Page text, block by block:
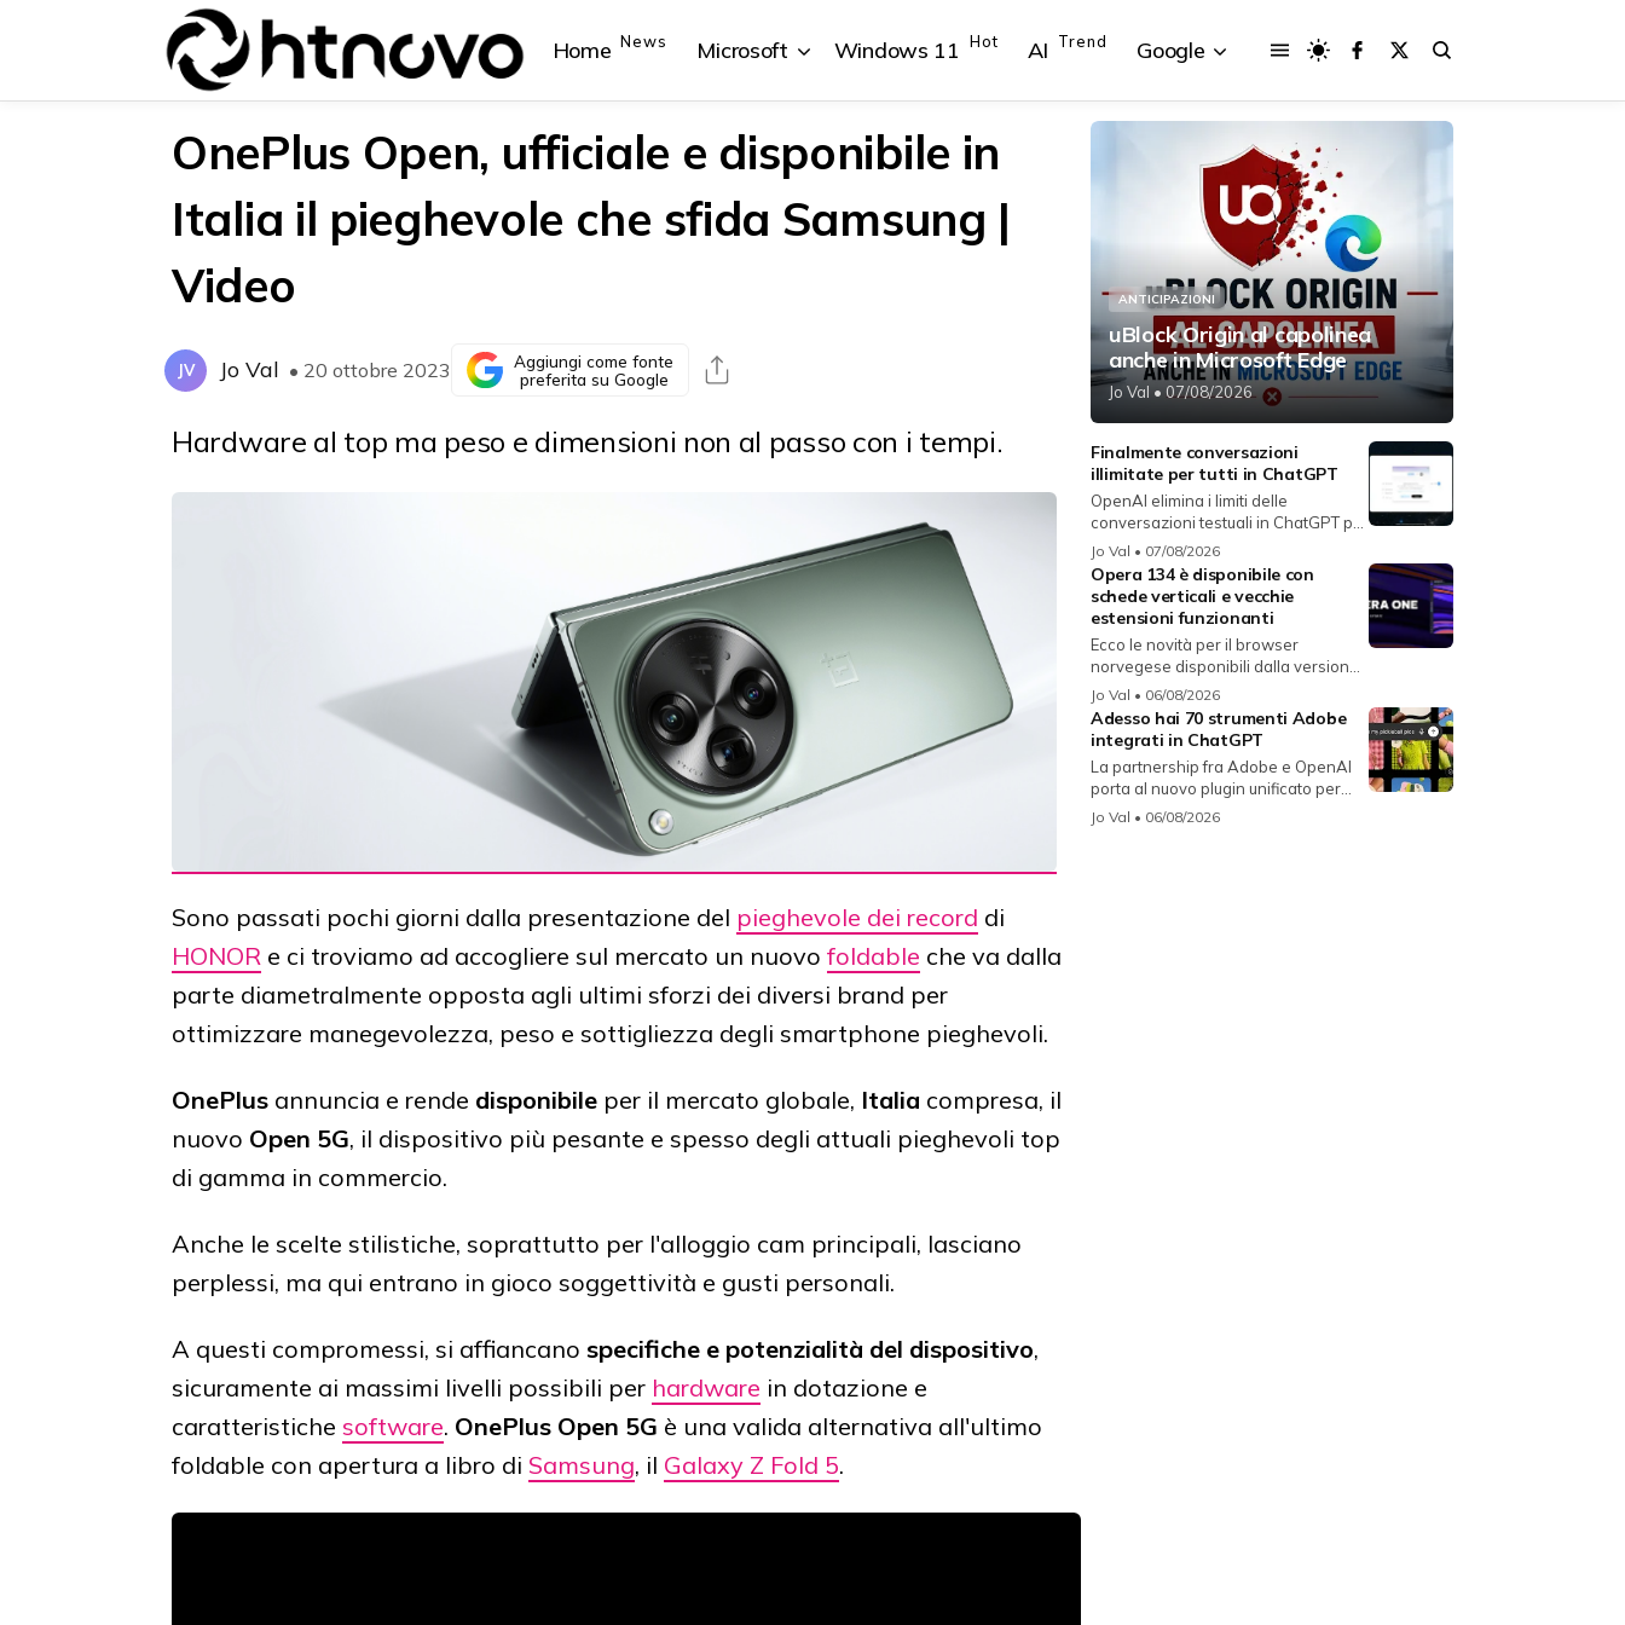
Home News Microsoft
{{POSTS[0].LABEL}}
{{posts[0].title}}
{{POSTS[1].LABEL}} {{POSTS[2].LABEL}} {{POSTS[3].LABEL}}
{{posts[3].title}}
Windows 11 Hot AI Trend Google
{{POSTS[0].LABEL}}
{{posts[0].title}}
{{POSTS[1].LABEL}} {{POSTS[2].LABEL}} {{POSTS[3].LABEL}}
{{posts[3].title}}
OnePlus Open, ufficiale e disponibile in
Italia il pieghevole che sfida Samsung |
Video
JV Jo Val • 20 ottobre 2023
Aggiungi come fonte
preferita su Google
Hardware al top ma peso e dimensioni non al passo con i tempi.
Sono passati pochi giorni dalla presentazione del pieghevole dei record di
HONOR e ci troviamo ad accogliere sul mercato un nuovo foldable che va dalla
parte diametralmente opposta agli ultimi sforzi dei diversi brand per
ottimizzare manegevolezza, peso e sottigliezza degli smartphone pieghevoli.
OnePlus annuncia e rende disponibile per il mercato globale, Italia compresa, il
nuovo Open 5G, il dispositivo più pesante e spesso degli attuali pieghevoli top
di gamma in commercio.
Anche le scelte stilistiche, soprattutto per l'alloggio cam principali, lasciano
perplessi, ma qui entrano in gioco soggettività e gusti personali.
A questi compromessi, si affiancano specifiche e potenzialità del dispositivo,
sicuramente ai massimi livelli possibili per hardware in dotazione e
caratteristiche software. OnePlus Open 5G è una valida alternativa all'ultimo
foldable con apertura a libro di Samsung, il Galaxy Z Fold 5.
ANTICIPAZIONI
uBlock Origin al capolinea
anche in Microsoft Edge
Jo Val • 07/08/2026
Finalmente conversazioni
illimitate per tutti in ChatGPT
OpenAI elimina i limiti delle
conversazioni testuali in ChatGPT per
i...Jo Val • 07/08/2026
Opera 134 è disponibile con
schede verticali e vecchie
estensioni funzionanti
Ecco le novità per il browser
norvegese disponibili dalla versione
134...
Jo Val • 06/08/2026
Adesso hai 70 strumenti Adobe
integrati in ChatGPT
La partnership fra Adobe e OpenAI
porta al nuovo plugin unificato per...
Jo Val • 06/08/2026